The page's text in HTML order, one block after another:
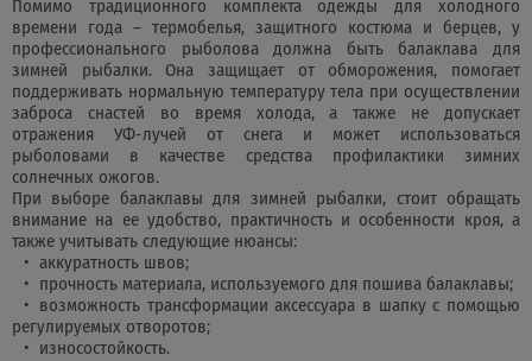
времени года – термобелья, защитного костюма и берцев, у
профессионального рыболова должна быть балаклава для
зимней рыбалки. Она защищает от обморожения, помогает
поддерживать нормальную температуру тела при осуществлении
заброса снастей во время холода, а также не допускает
отражения УФ-лучей от снега и может использоваться
рыболовами в качестве средства профилактики зимних
солнечных ожогов.
При выборе балаклавы для зимней рыбалки, стоит обращать
внимание на ее удобство, практичность и особенности кроя, а
также учитывать следующие нюансы:
аккуратность швов;
прочность материала, используемого для пошива балаклавы;
возможность трансформации аксессуара в шапку с помощью
регулируемых отворотов;
износостойкость.